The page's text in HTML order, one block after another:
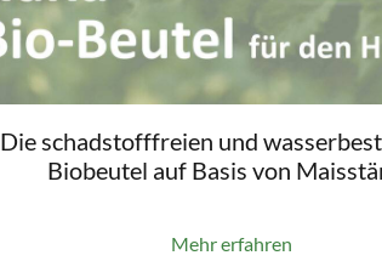
Die schadstofffreien und
Biobeutel auf Basis von
Mehr erfahren